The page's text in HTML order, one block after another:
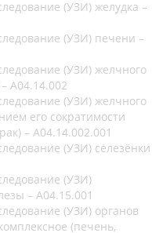
(УЗИ) желудка –
(УЗИ) печени –
(УЗИ) желчного
A04.14.002
(УЗИ) желчного
его сократимости
– A04.14.002.001
(УЗИ) селезёнки
(УЗИ)
– A04.15.001
(УЗИ) органов
(печень,